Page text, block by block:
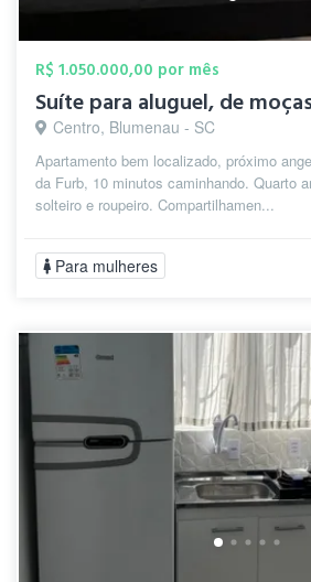
R$ 1.050.000,00 por mês
Suíte para aluguel, de
Centro, Blumenau - SC
Apartamento bem localizado, próximo
da Furb, 10 minutos caminhando. Quarto
solteiro e roupeiro. Compartilhamen...
Para mulheres